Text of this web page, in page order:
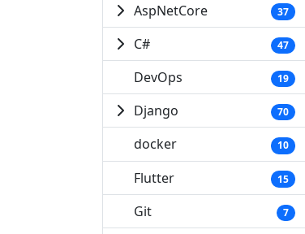
AspNetCore 37
C# 47
DevOps 19
Django 70
docker 10
Flutter 15
Git 7